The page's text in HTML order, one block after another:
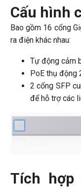
Cấu hình
Bao gồm 16 cổng
ra điện khác nhau:
Tự động cảm
PoE thụ động
2 cổng SFP
để hỗ trợ các
Tích hợp